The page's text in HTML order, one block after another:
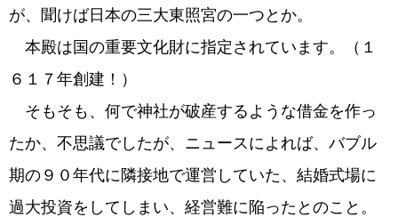
が、聞けば日本の三大東照宮の一つとか。
本殿は国の重要文化財に指定されています。（１
６１７年創建！）
そもそも、何で神社が破産するような借金を作っ
たか、不思議でしたが、ニュースによれば、バブル
期の９０年代に隣接地で運営していた、結婚式場に
過大投資をしてしまい、経営難に陥ったとのこと。